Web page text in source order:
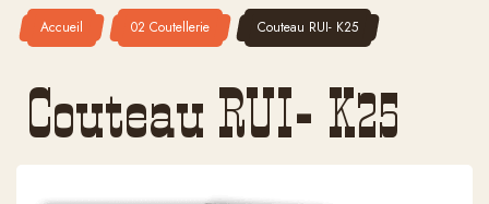
Accueil 02 Coutellerie Couteau RUI- K25
Couteau RUI- K25